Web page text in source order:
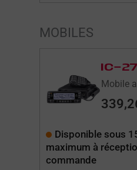
MOBILES
IC-
Mobile
Disponible sous
maximum à
commande